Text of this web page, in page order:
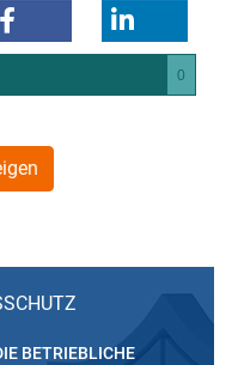
0
BETRIEBLICHE